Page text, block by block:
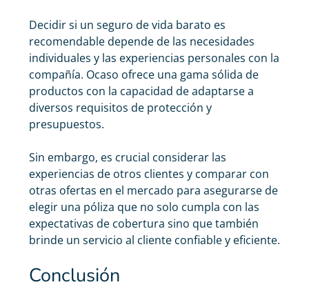
Decidir si un seguro de vida barato es
recomendable depende de las necesidades
individuales y las experiencias personales con la
compañía. Ocaso ofrece una gama sólida de
productos con la capacidad de adaptarse a
diversos requisitos de protección y
presupuestos.
Sin embargo, es crucial considerar las
experiencias de otros clientes y comparar con
otras ofertas en el mercado para asegurarse de
elegir una póliza que no solo cumpla con las
expectativas de cobertura sino que también
brinde un servicio al cliente confiable y eficiente.
Conclusión
. La
posibilidad